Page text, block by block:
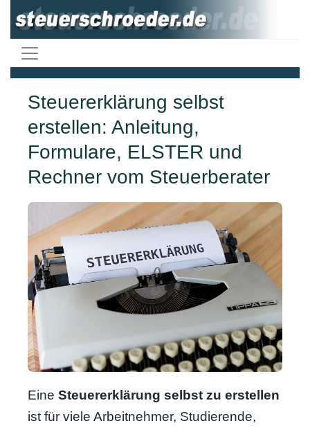
Steuererklärung selbst
erstellen: Anleitung,
Formulare, ELSTER und
Rechner vom Steuerberater
Eine Steuererklärung selbst zu erstellen
ist für viele Arbeitnehmer, Studierende,